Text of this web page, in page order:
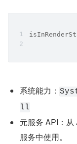
系统能力：
ll
元服务 API：
服务中使用。